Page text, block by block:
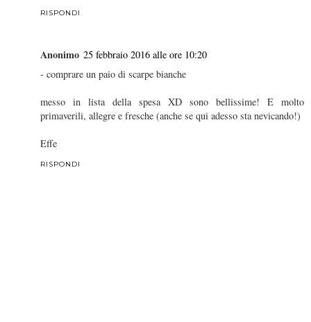
RISPONDI
Anonimo 25 febbraio 2016 alle ore 10:20
- comprare un paio di scarpe bianche
messo in lista della spesa XD sono bellissime! E molto
primaverili, allegre e fresche (anche se qui adesso sta nevicando!)
Effe
RISPONDI